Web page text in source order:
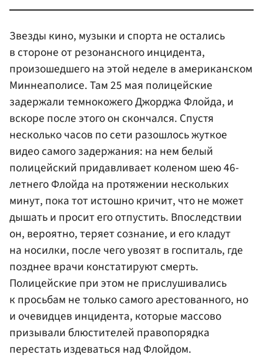
Звезды кино, музыки и спорта не остались
в стороне от резонансного инцидента,
произошедшего на этой неделе в американском
Миннеаполисе. Там 25 мая полицейские
задержали темнокожего Джорджа Флойда, и
вскоре после этого он скончался. Спустя
несколько часов по сети разошлось жуткое
видео самого задержания: на нем белый
полицейский придавливает коленом шею 46-
летнего Флойда на протяжении нескольких
минут, пока тот истошно кричит, что не может
дышать и просит его отпустить. Впоследствии
он, вероятно, теряет сознание, и его кладут
на носилки, после чего увозят в госпиталь, где
позднее врачи констатируют смерть.
Полицейские при этом не прислушивались
к просьбам не только самого арестованного, но
и очевидцев инцидента, которые массово
призывали блюстителей правопорядка
перестать издеваться над Флойдом.